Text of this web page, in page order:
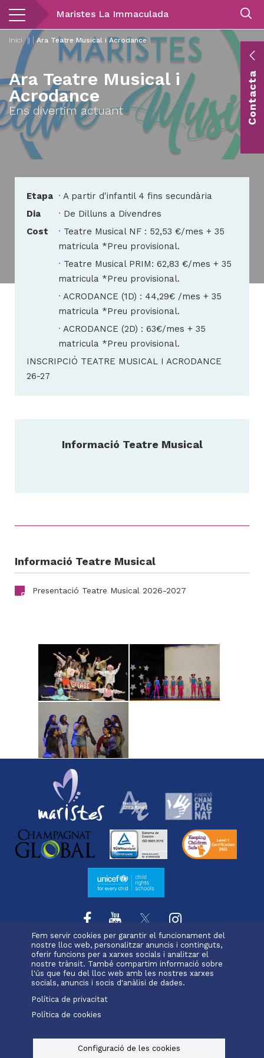
Vés
contingut
Maristes La Immaculada
Inici | Ara Teatre Musical i Acrodance
Ara Teatre Musical i
Acrodance
Ens divertim actuant
Etapa
A partir d'infantil 4 fins secundària
Dia
De Dilluns a Divendres
Cost
Teatre Musical NF : 52,53 €/mes + 35
matricula *Preu provisional.
Teatre Musical PRIM: 62,83 €/mes + 35
matricula *Preu provisional.
ACRODANCE (1D) : 44,29€ /mes + 35
matricula *Preu provisional.
ACRODANCE (2D) : 63€/mes + 35
matricula *Preu provisional.
INSCRIPCIÓ TEATRE MUSICAL I ACRODANCE
26-27
Informació Teatre Musical
Informació Teatre Musical
Presentació Teatre Musical 2026-2027
Fem servir cookies per garantir el funcionament del
nostre lloc web, personalitzar anuncis i continguts,
oferir funcions per a xarxes socials i analitzar el
nostre trànsit. També compartim informació sobre
l'ús que feu del lloc web amb les nostres xarxes
socials, anuncis i socis d'anàlisi de dades.
Política de privacitat
Política de cookies
Configuració de les cookies
Contacta
Menu
footer
immaculada
L'escola Projecte educatiu
Oferta educativa
Serveis i extraescolars
Pastoral Matrícula
Alexia
Office 365